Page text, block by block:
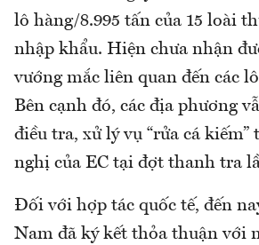
lô hàng/8.995 tấn của 15 loài
nhập khẩu. Hiện chưa nhận
vướng mắc liên quan đến các
Bên cạnh đó, các địa phương
điều tra, xử lý vụ “rửa cá kiếm”
nghị của EC tại đợt thanh tra
Đối với hợp tác quốc tế, đến
Nam đã ký kết thỏa thuận với